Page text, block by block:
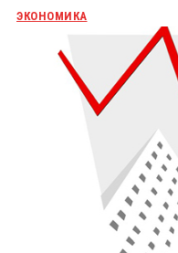
ЭКОНОМИКА